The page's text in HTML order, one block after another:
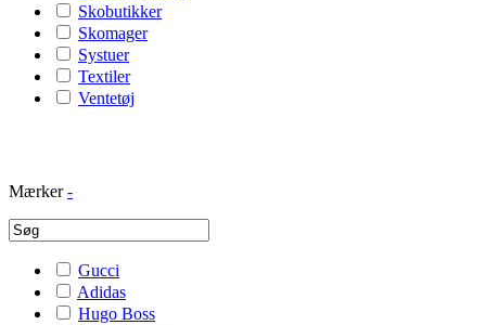
Skobutikker
Skomager
Systuer
Textiler
Ventetøj
Mærker -
Gucci
Adidas
Hugo Boss